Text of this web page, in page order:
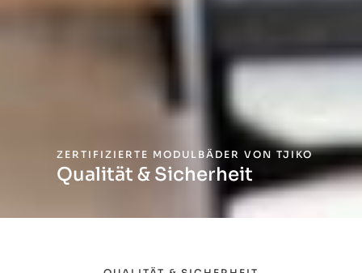
ZERTIFIZIERTE MODULBÄDER VON TJIKO
Qualität & Sicherheit